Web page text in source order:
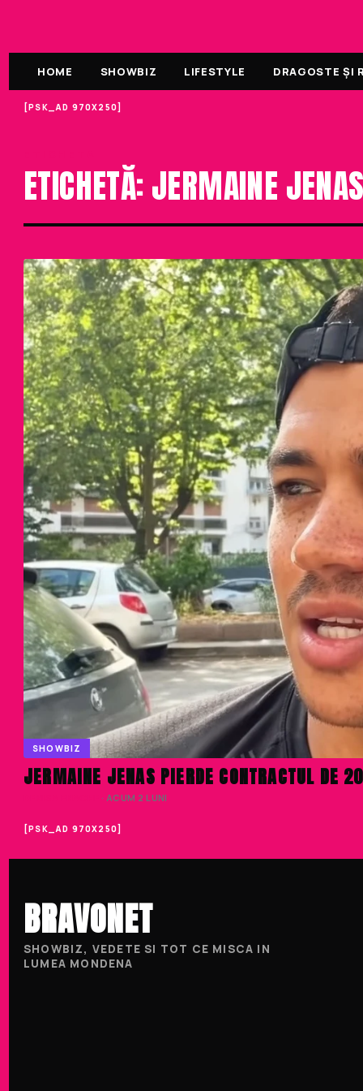
HOME SHOWBIZ LIFESTYLE DRAGOSTE ȘI
[PSK_AD 970X250]
ETICHETĂ: JERMAINE
SHOWBIZ
JERMAINE JENAS PIERDE CONTRACTUL DE
· ACUM 2 LUNI
[PSK_AD 970X250]
BRAVONET
SHOWBIZ, VEDETE SI TOT CE MISCA IN
LUMEA MONDENA